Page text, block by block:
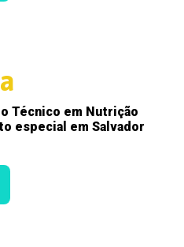
Técnico em Nutrição
especial em Salvador